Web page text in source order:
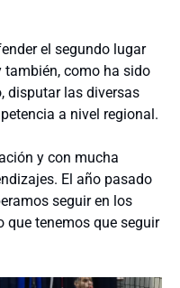
el segundo lugar
como ha sido
disputar las diversas
a nivel regional.
y con mucha
El año pasado
seguir en los
que tenemos que seguir